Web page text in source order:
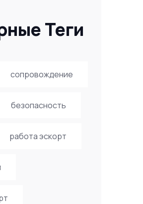
Теги
сопровождение
безопасность
работа эскорт